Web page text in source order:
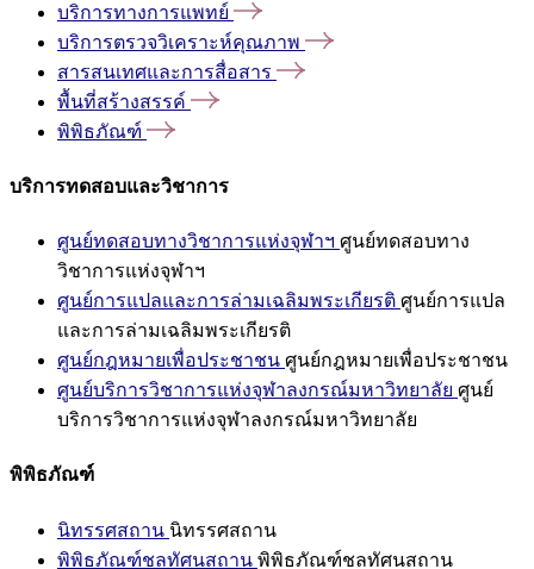
บริการทางการแพทย์
บริการตรวจวิเคราะห์คุณภาพ
สารสนเทศและการสื่อสาร
พื้นที่สร้างสรรค์
พิพิธภัณฑ์
บริการทดสอบและวิชาการ
ศูนย์ทดสอบทางวิชาการแห่งจุฬาฯ ศูนย์ทดสอบทาง
วิชาการแห่งจุฬาฯ
ศูนย์การแปลและการล่ามเฉลิมพระเกียรติ ศูนย์การแปล
และการล่ามเฉลิมพระเกียรติ
ศูนย์กฎหมายเพื่อประชาชน ศูนย์กฎหมายเพื่อประชาชน
ศูนย์บริการวิชาการแห่งจุฬาลงกรณ์มหาวิทยาลัย ศูนย์
บริการวิชาการแห่งจุฬาลงกรณ์มหาวิทยาลัย
พิพิธภัณฑ์
นิทรรศสถาน นิทรรศสถาน
พิพิธภัณฑ์ชลทัศนสถาน พิพิธภัณฑ์ชลทัศนสถาน